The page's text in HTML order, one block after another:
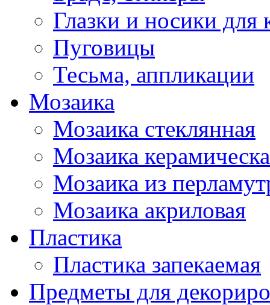
Глазки и носики для
Пуговицы
Тесьма, аппликации
Мозаика
Мозаика стеклянная
Мозаика
Мозаика из
Мозаика акриловая
Пластика
Пластика запекаемая
Предметы для